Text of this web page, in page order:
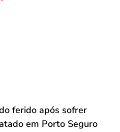
ferido após sofrer
em Porto Seguro